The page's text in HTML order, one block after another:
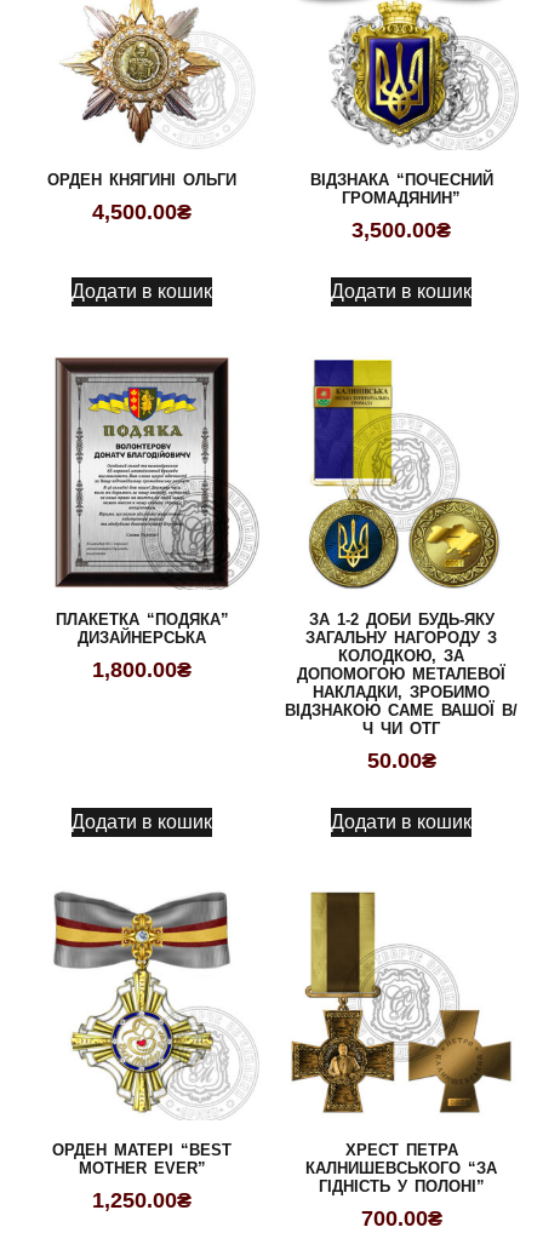
ОРДЕН КНЯГИНІ ОЛЬГИ
4,500.00₴
Додати в кошик
ВІДЗНАКА “ПОЧЕСНИЙ
ГРОМАДЯНИН”
3,500.00₴
Додати в кошик
ПЛАКЕТКА “ПОДЯКА”
ДИЗАЙНЕРСЬКА
1,800.00₴
Додати в кошик
ЗА 1-2 ДОБИ БУДЬ-ЯКУ
ЗАГАЛЬНУ НАГОРОДУ З
КОЛОДКОЮ, ЗА
ДОПОМОГОЮ МЕТАЛЕВОЇ
НАКЛАДКИ, ЗРОБИМО
ВІДЗНАКОЮ САМЕ ВАШОЇ В/
Ч ЧИ ОТГ
50.00₴
Додати в кошик
ОРДЕН МАТЕРІ “BEST
MOTHER EVER”
1,250.00₴
ХРЕСТ ПЕТРА
КАЛНИШЕВСЬКОГО “ЗА
ГІДНІСТЬ У ПОЛОНІ”
700.00₴